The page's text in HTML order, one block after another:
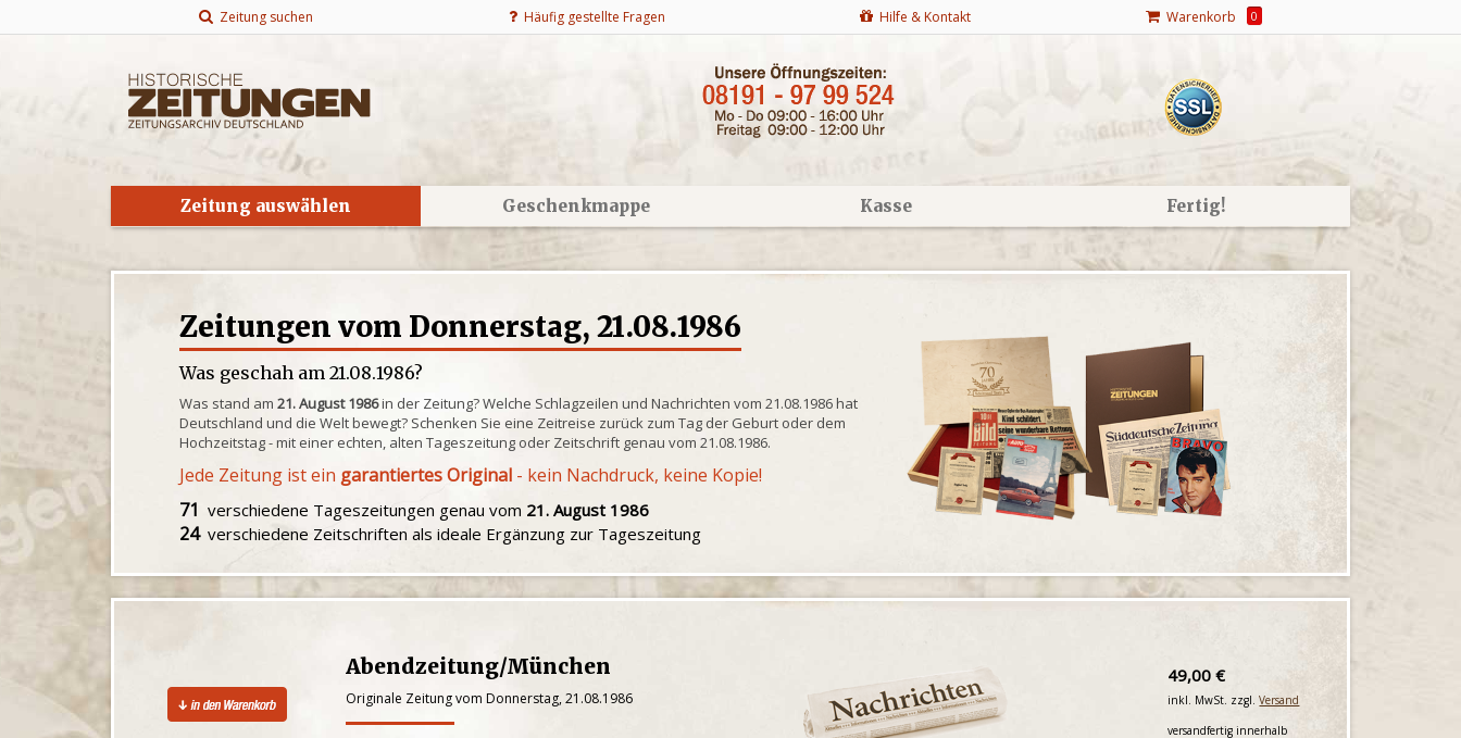
Zeitung suchen Häufig gestellte Fragen Hilfe & Kontakt Warenkorb 0
Zeitung auswählen Geschenkmappe Kasse Fertig!
Zeitungen vom Donnerstag, 21.08.1986
Was geschah am 21.08.1986?
Was stand am21. August 1986in der Zeitung? Welche Schlagzeilen und Nachrichten vom 21.08.1986 hat
Deutschland und die Welt bewegt? Schenken Sie eine Zeitreise zurück zum Tag der Geburt oder dem
Hochzeitstag - mit einer echten, alten Tageszeitung oder Zeitschrift genau vom 21.08.1986.
Jede Zeitung ist ein garantiertes Original - kein Nachdruck, keine Kopie!
71 verschiedene Tageszeitungen genau vom 21. August 1986
24verschiedene Zeitschriften als ideale Ergänzung zur Tageszeitung
Abendzeitung/München
Originale Zeitung vom Donnerstag, 21.08.1986
49,00 €
inkl. MwSt. zzgl.Versand
versandfertig innerhalb